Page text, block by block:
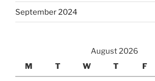
September 2024
August 2026
M
T W T F